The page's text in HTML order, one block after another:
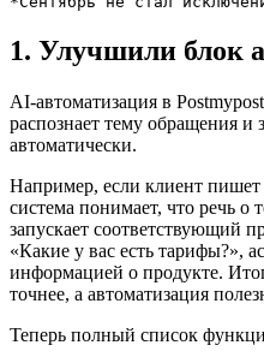
1. Улучшили блок
AI-автоматизация в
распознает тему обращения
автоматически.
Например, если клиент
система понимает, что речь о
запускает соответствующий
«Какие у вас есть тарифы?»,
информацией о продукте.
точнее, а автоматизация
Теперь полный список